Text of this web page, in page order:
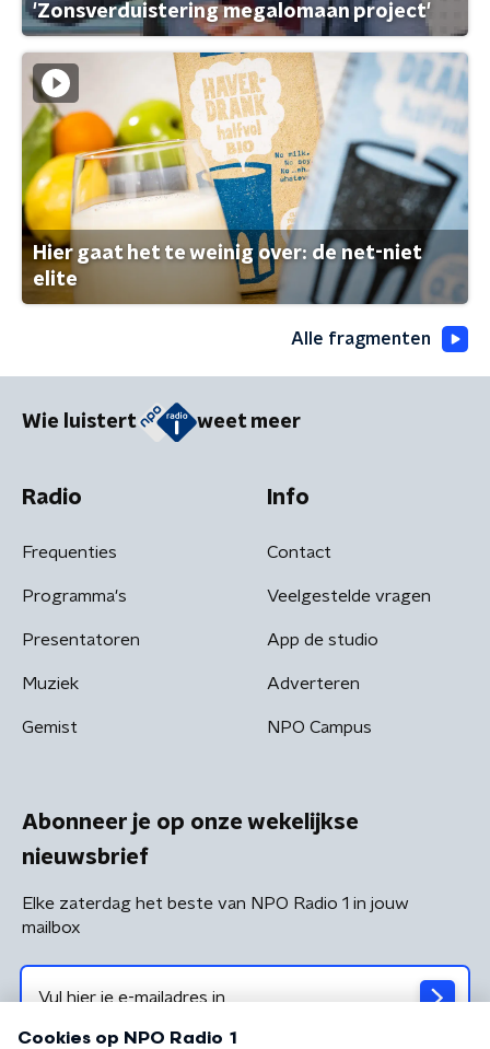
'Zonsverduistering megalomaan project'
Hier gaat het te weinig over: de net-niet
elite
Alle fragmenten
Wie luistert weet meer
Radio
Frequenties
Programma's
Presentatoren
Muziek
Gemist
Info
Contact
Veelgestelde vragen
App de studio
Adverteren
NPO Campus
Abonneer je op onze wekelijkse
nieuwsbrief
Elke zaterdag het beste van NPO Radio 1 in jouw
mailbox